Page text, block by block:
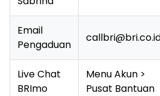
Email
Pengaduan
Live Chat
BRImo
Menu Akun >
Pusat Bantuan